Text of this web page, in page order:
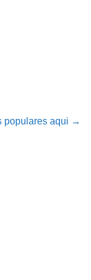
populares aqui →